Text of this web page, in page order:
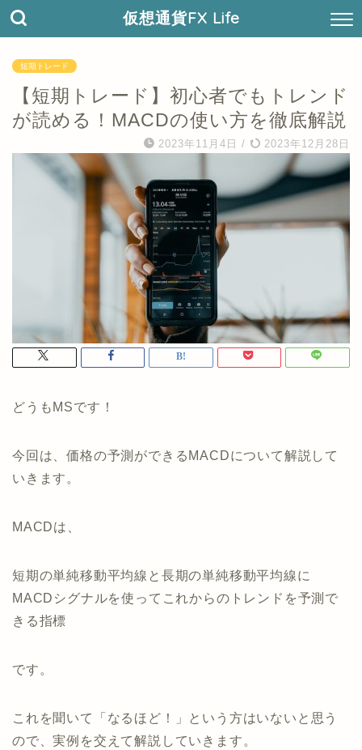
仮想通貨FX Life
短期トレード
【短期トレード】初心者でもトレンド
が読める！MACDの使い方を徹底解説
2023年11月4日 / 2023年12月28日
どうもMSです！
今回は、価格の予測ができるMACDについて解説して
いきます。
MACDは、
短期の単純移動平均線と長期の単純移動平均線に
MACDシグナルを使ってこれからのトレンドを予測で
きる指標
です。
これを聞いて「なるほど！」という方はいないと思う
ので、実例を交えて解説していきます。